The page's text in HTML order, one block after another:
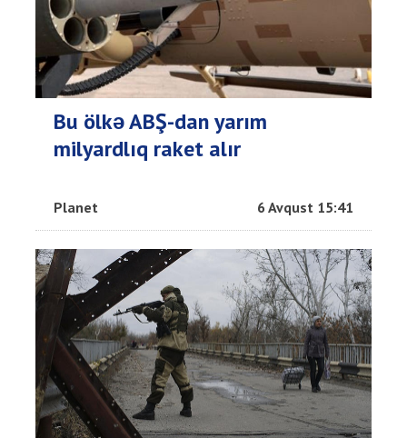
Bu ölkə ABŞ-dan yarım
milyardlıq raket alır
Planet 6 Avqust 15:41